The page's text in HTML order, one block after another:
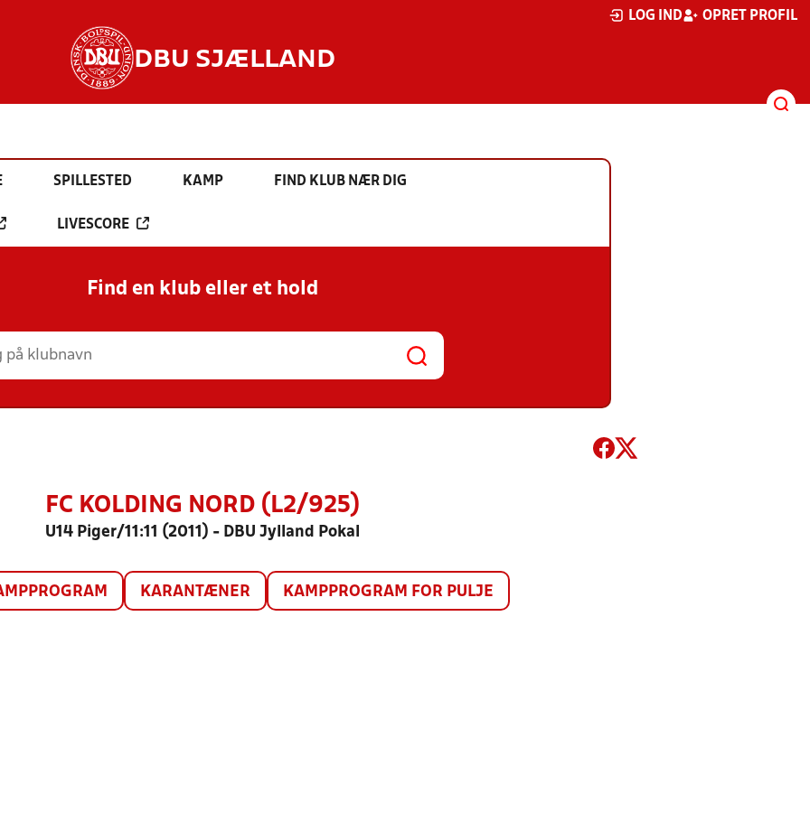
LOG IND OPRET PROFIL
DBU SJÆLLAND
SPILLESTED KAMP FIND KLUB NÆR DIG
LIVESCORE
Find en klub eller et hold
FC KOLDING NORD (L2/925)
U14 Piger/11:11 (2011) - DBU Jylland Pokal
KARANTÆNER KAMPPROGRAM FOR PULJE